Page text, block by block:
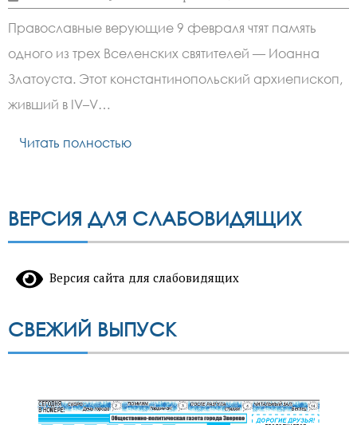
записи
верующие
9
февраля
чтят
память
Православные верующие 9 февраля чтят память
одного из трех Вселенских святителей — Иоанна
Златоуста. Этот константинопольский архиепископ,
живший в IV–V…
Читать полностью
ВЕРСИЯ ДЛЯ СЛАБОВИДЯЩИХ
Версия сайта для слабовидящих
СВЕЖИЙ ВЫПУСК